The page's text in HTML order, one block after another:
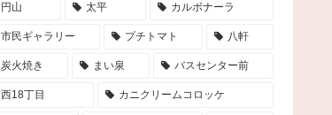
円山 太平 カルボナーラ
市民ギャラリー プチトマト 八軒
炭火焼き まい泉 バスセンター前
西18丁目 カニクリームコロッケ